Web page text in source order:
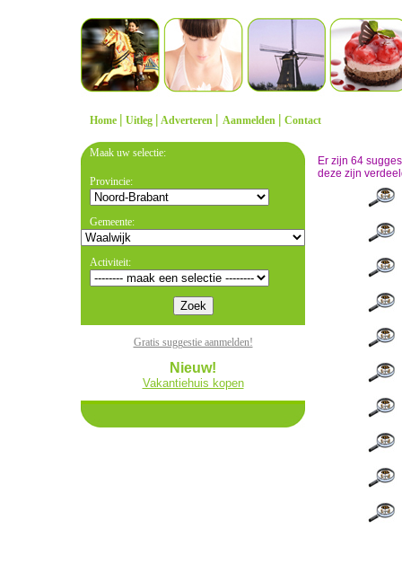
Home | Uitleg | Adverteren | Aanmelden | Contact
Maak uw selectie:
Provincie:
Gemeente:
Activiteit:
Gratis suggestie aanmelden!
Nieuw!
Vakantiehuis kopen
Er zijn 64
deze zijn